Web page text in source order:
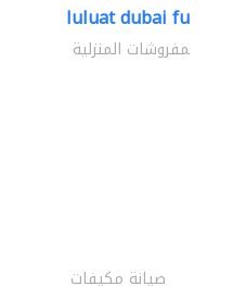
luluat dubai
والمفروشات المنزلية
صيانة مكيفات